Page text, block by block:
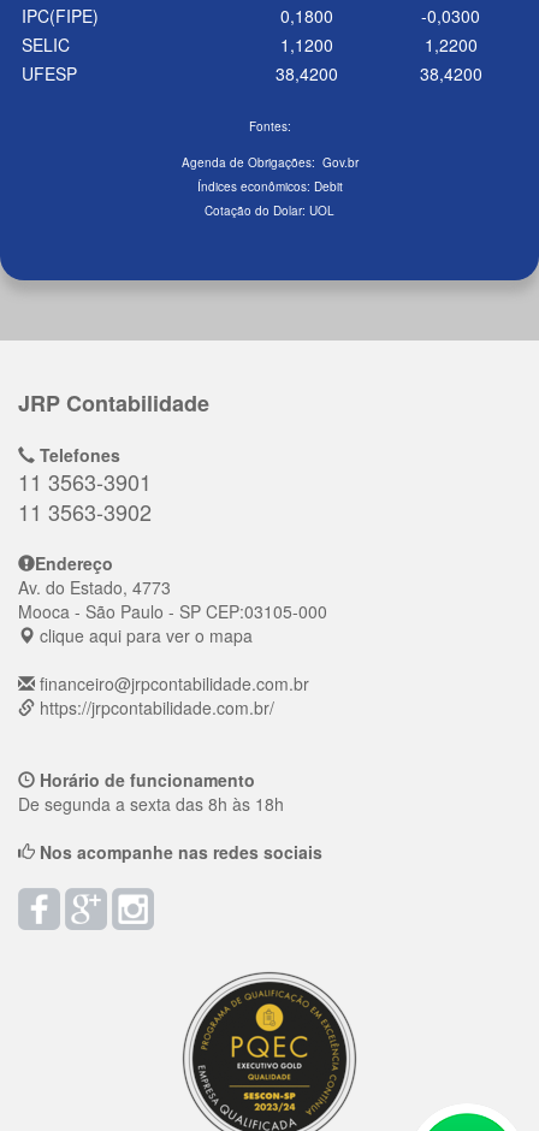
IPC(FIPE)
0,1800
-0,0300
SELIC
1,1200
1,2200
UFESP
38,4200 38,4200
Fontes:
Agenda de Obrigações: Gov.br
Índices econômicos: Debit
Cotação do Dolar: UOL
JRP Contabilidade
Telefones
11 3563-3901
11 3563-3902
Endereço
Av. do Estado, 4773
Mooca - São Paulo - SP CEP:03105-000
clique aqui para ver o mapa
financeiro@jrpcontabilidade.com.br
https://jrpcontabilidade.com.br/
Horário de funcionamento
De segunda a sexta das 8h às 18h
Nos acompanhe nas redes sociais